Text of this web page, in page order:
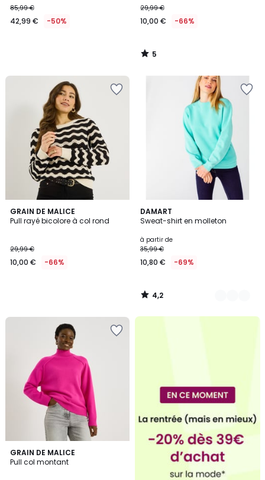
€
au
réduction
appliquée.
85,99 €
42,99 € -50%
29,99 €
10,00 € -66%
5
/
GRAIN DE MALICE
Pull rayé bicolore à col rond
29,99 €
10,00 € -66%
DAMART
Sweat-shirt en molleton
à partir de
35,99 €
10,80 € -69%
4,2
/ 5
3
Couleurs
4,2
/
GRAIN DE MALICE
Pull col montant